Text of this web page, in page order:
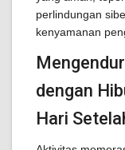
perlindungan
kenyamanan
dengan
Hari